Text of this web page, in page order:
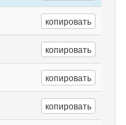
копировать
копировать
копировать
копировать